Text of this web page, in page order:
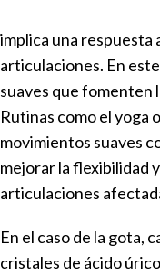
implica una respuesta
articulaciones. En
suaves que fomenten
Rutinas como el yoga
movimientos suaves
mejorar la flexibilidad
articulaciones
En el caso de la gota,
cristales de ácido